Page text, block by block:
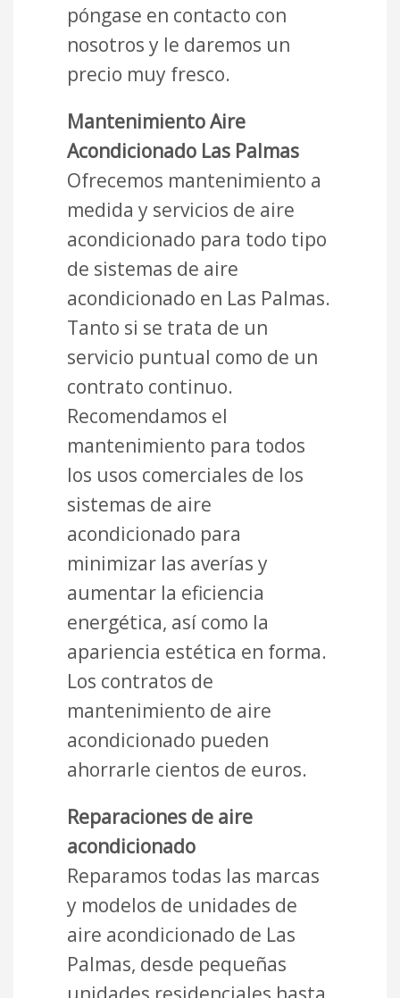
póngase en contacto con
nosotros y le daremos un
precio muy fresco.
Mantenimiento Aire
Acondicionado Las Palmas
Ofrecemos mantenimiento a
medida y servicios de aire
acondicionado para todo tipo
de sistemas de aire
acondicionado en Las Palmas.
Tanto si se trata de un
servicio puntual como de un
contrato continuo.
Recomendamos el
mantenimiento para todos
los usos comerciales de los
sistemas de aire
acondicionado para
minimizar las averías y
aumentar la eficiencia
energética, así como la
apariencia estética en forma.
Los contratos de
mantenimiento de aire
acondicionado pueden
ahorrarle cientos de euros.
Reparaciones de aire
acondicionado
Reparamos todas las marcas
y modelos de unidades de
aire acondicionado de Las
Palmas, desde pequeñas